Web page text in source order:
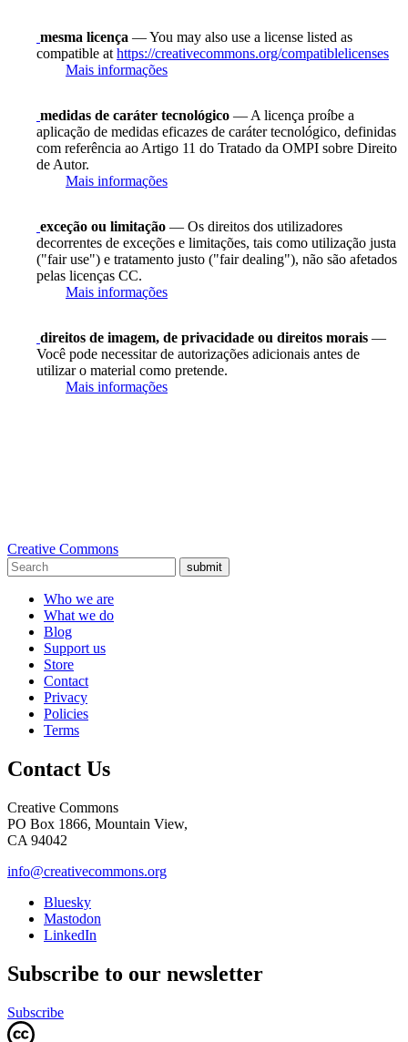
mesma licença — You may also use a license listed as
compatible at https://creativecommons.org/compatiblelicenses
Mais informações
medidas de caráter tecnológico — A licença proíbe a
aplicação de medidas eficazes de caráter tecnológico, definidas
com referência ao Artigo 11 do Tratado da OMPI sobre Direito
de Autor.
Mais informações
exceção ou limitação — Os direitos dos utilizadores
decorrentes de exceções e limitações, tais como utilização justa
("fair use") e tratamento justo ("fair dealing"), não são afetados
pelas licenças CC.
Mais informações
direitos de imagem, de privacidade ou direitos morais —
Você pode necessitar de autorizações adicionais antes de
utilizar o material como pretende.
Mais informações
Creative Commons
submit
Who we are
What we do
Blog
Support us
Store
Contact
Privacy
Policies
Terms
Contact Us
Creative Commons
PO Box 1866, Mountain View,
CA 94042
info@creativecommons.org
Bluesky
Mastodon
LinkedIn
Subscribe to our newsletter
Subscribe